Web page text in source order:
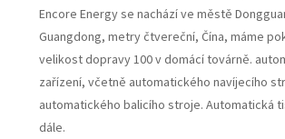
Encore Energy se nachází ve městě
Guangdong, metry čtvereční, Čína, máme
velikost dopravy 100 v domácí továrně.
zařízení, včetně automatického navíjecího
automatického balicího stroje. Automatická
dále.